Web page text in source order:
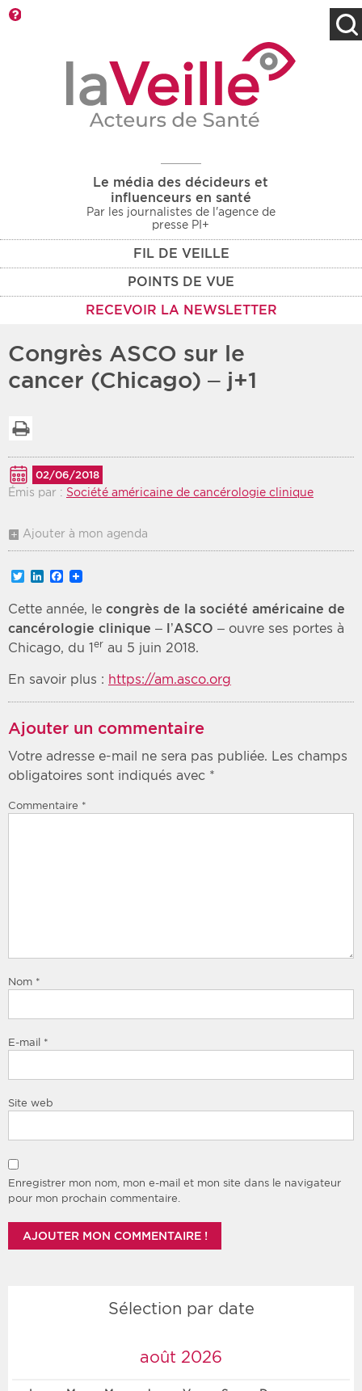
Le média des décideurs et
influenceurs en santé
Par les journalistes de l'agence de
presse PI+
FIL DE VEILLE
POINTS DE VUE
RECEVOIR LA NEWSLETTER
Rendez-vous des 7
prochains jours
Recherche par mots clés
Type d'information
Rendez-vous
Protection sociale
Médico-social
Zone géographique
Choisir une date de début
Inversé
Congrès ASCO sur le
cancer (Chicago) – j+1
02/06/2018
Émis par : Société américaine de cancérologie clinique
Ajouter à mon agenda
TwitterLinkedInFacebook
Cette année, le congrès de la société américaine de
cancérologie clinique – l’ASCO – ouvre ses portes à
Chicago, du 1er au 5 juin 2018.
En savoir plus : https://am.asco.org
Ajouter un commentaire
Votre adresse e-mail ne sera pas publiée. Les champs
obligatoires sont indiqués avec *
Commentaire *
Nom *
E-mail *
Site web
Enregistrer mon nom, mon e-mail et mon site dans le navigateur
pour mon prochain commentaire.
Sélection par date
août 2026